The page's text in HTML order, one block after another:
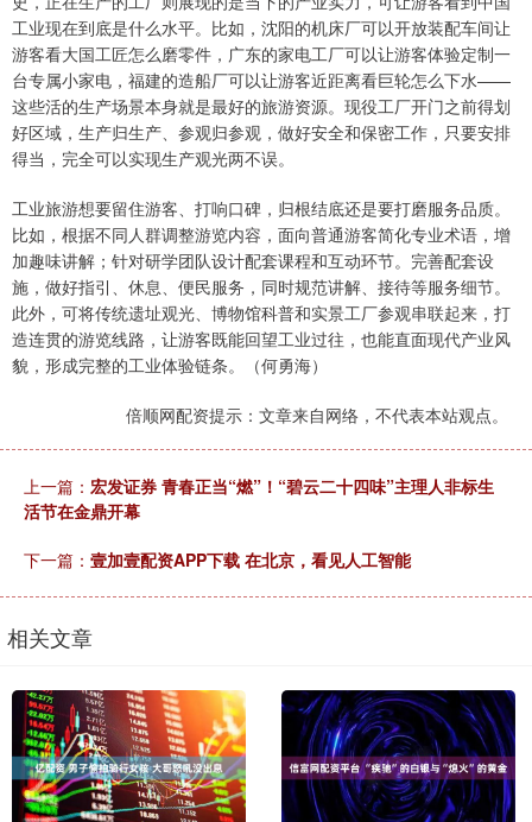
工业现在到底是什么水平。比如，沈阳的机床厂可以开放装配车间让
游客看大国工匠怎么磨零件，广东的家电工厂可以让游客体验定制一
台专属小家电，福建的造船厂可以让游客近距离看巨轮怎么下水——
这些活的生产场景本身就是最好的旅游资源。现役工厂开门之前得划
好区域，生产归生产、参观归参观，做好安全和保密工作，只要安排
得当，完全可以实现生产观光两不误。
工业旅游想要留住游客、打响口碑，归根结底还是要打磨服务品质。
比如，根据不同人群调整游览内容，面向普通游客简化专业术语，增
加趣味讲解；针对研学团队设计配套课程和互动环节。完善配套设
施，做好指引、休息、便民服务，同时规范讲解、接待等服务细节。
此外，可将传统遗址观光、博物馆科普和实景工厂参观串联起来，打
造连贯的游览线路，让游客既能回望工业过往，也能直面现代产业风
貌，形成完整的工业体验链条。（何勇海）
倍顺网配资提示：文章来自网络，不代表本站观点。
上一篇： 宏发证券 青春正当“燃”！“碧云二十四味”主理人非标生
活节在金鼎开幕
下一篇： 壹加壹配资APP下载 在北京，看见人工智能
相关文章